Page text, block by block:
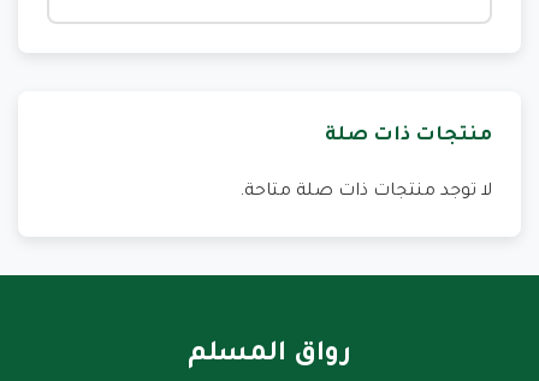
منتجات ذات صلة
لا توجد منتجات ذات صلة متاحة.
رواق المسلم